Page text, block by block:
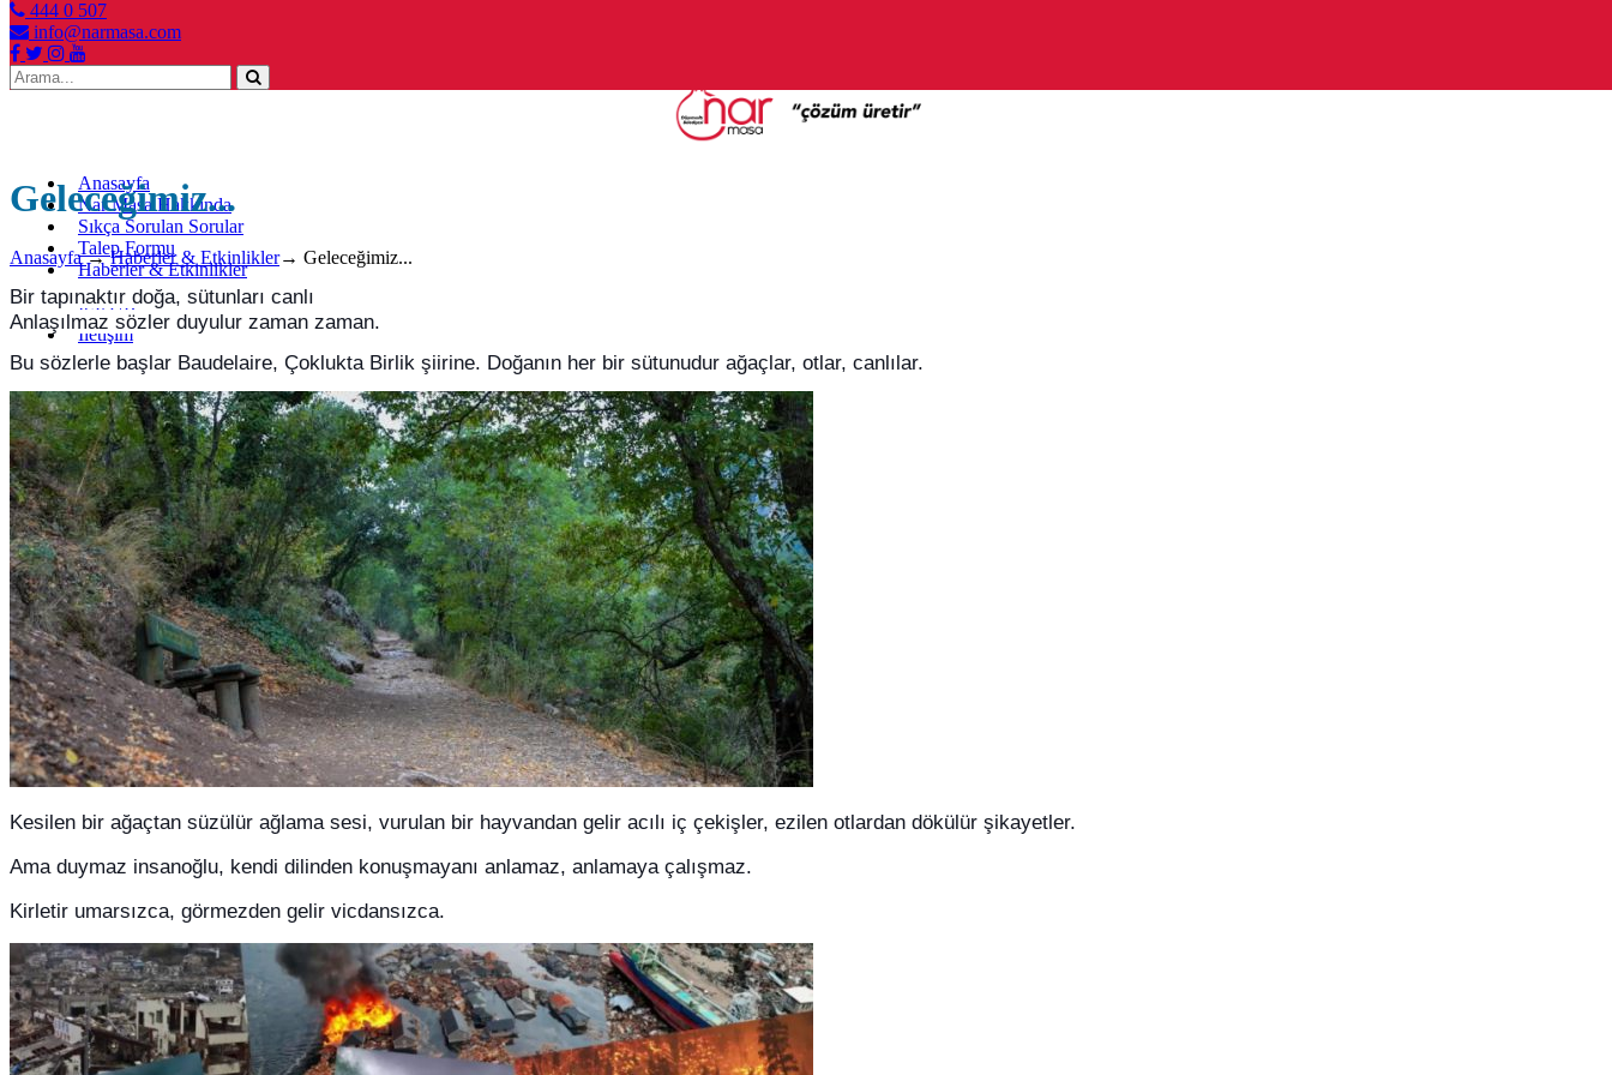
444 0 507
info@narmasa.com
Toggle
Anasayfa
Nar Masa Hakkında
Sıkça Sorulan Sorular
Talep Formu
Haberler & Etkinlikler
SEYAHAT
İŞKUR
İletişim
Geleceğimiz...
Anasayfa→ Haberler & Etkinlikler→ Geleceğimiz...
Bir tapınaktır doğa, sütunları canlı
Anlaşılmaz sözler duyulur zaman zaman.
Bu sözlerle başlar Baudelaire, Çoklukta Birlik şiirine. Doğanın her bir sütunudur ağaçlar, otlar, canlılar.
Kesilen bir ağaçtan süzülür ağlama sesi, vurulan bir hayvandan gelir acılı iç çekişler, ezilen otlardan dökülür şikayetler.
Ama duymaz insanoğlu, kendi dilinden konuşmayanı anlamaz, anlamaya çalışmaz.
Kirletir umarsızca, görmezden gelir vicdansızca.